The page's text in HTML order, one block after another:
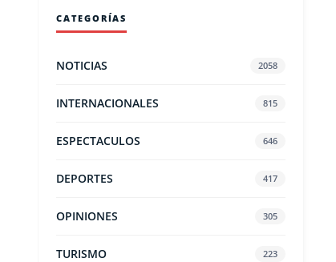
CATEGORÍAS
NOTICIAS 2058
INTERNACIONALES 815
ESPECTACULOS 646
DEPORTES 417
OPINIONES 305
TURISMO 223